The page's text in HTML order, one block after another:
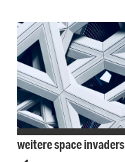
weitere space invaders